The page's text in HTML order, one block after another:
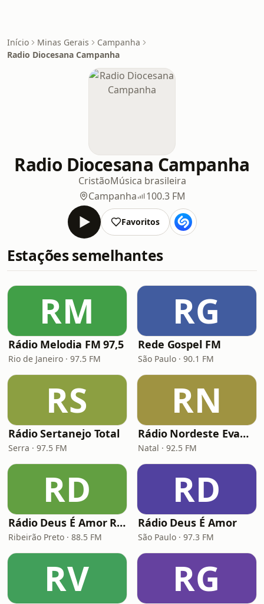
Início Minas Gerais
Campanha
Radio Diocesana Campanha
Radio Diocesana Campanha
CristãoMúsica brasileira
Campanha
100.3 FM
Favoritos
Estações semelhantes
RM
Rádio Melodia FM 97,5
Rio de Janeiro · 97.5 FM
RG
Rede Gospel FM
São Paulo · 90.1 FM
RS
Rádio Sertanejo Total
Serra · 97.5 FM
RN
Rádio Nordeste Evangélica
Natal · 92.5 FM
RD
Rádio Deus É Amor Ribeirão Preto
Ribeirão Preto · 88.5 FM
RD
Rádio Deus É Amor
São Paulo · 97.3 FM
RV RG